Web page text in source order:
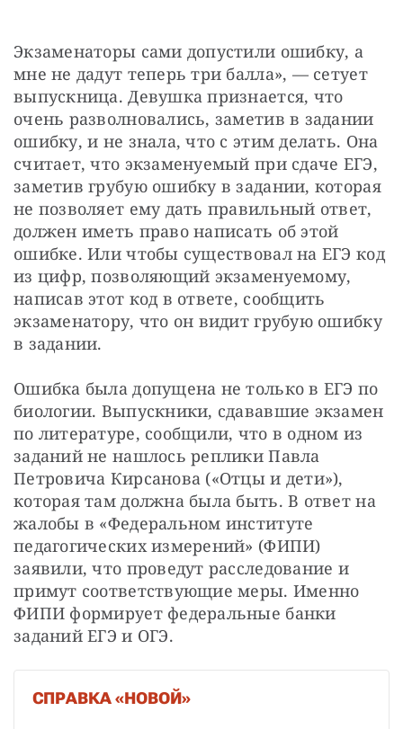
Экзаменаторы сами допустили ошибку, а
мне не дадут теперь три балла», — сетует
выпускница. Девушка признается, что
очень разволновались, заметив в задании
ошибку, и не знала, что с этим делать. Она
считает, что экзаменуемый при сдаче ЕГЭ,
заметив грубую ошибку в задании, которая
не позволяет ему дать правильный ответ,
должен иметь право написать об этой
ошибке. Или чтобы существовал на ЕГЭ код
из цифр, позволяющий экзаменуемому,
написав этот код в ответе, сообщить
экзаменатору, что он видит грубую ошибку
в задании.
Ошибка была допущена не только в ЕГЭ по
биологии. Выпускники, сдававшие экзамен
по литературе, сообщили, что в одном из
заданий не нашлось реплики Павла
Петровича Кирсанова («Отцы и дети»),
которая там должна была быть. В ответ на
жалобы в «Федеральном институте
педагогических измерений» (ФИПИ)
заявили, что проведут расследование и
примут соответствующие меры. Именно
ФИПИ формирует федеральные банки
заданий ЕГЭ и ОГЭ.
СПРАВКА «НОВОЙ»